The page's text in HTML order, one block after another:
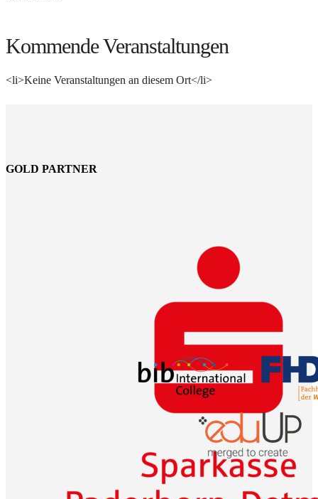
Kommende Veranstaltungen
<li>Keine Veranstaltungen an diesem Ort</li>
GOLD PARTNER